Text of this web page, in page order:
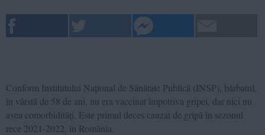
Conform Institutului Național de Sănătate Publică (INSP), bărbatul,
în vârstă de 58 de ani, nu era vaccinat împotriva gripei, dar nici nu
avea comorbidități. Este primul deces cauzat de gripă în sezonul
rece 2021-2022, în România.